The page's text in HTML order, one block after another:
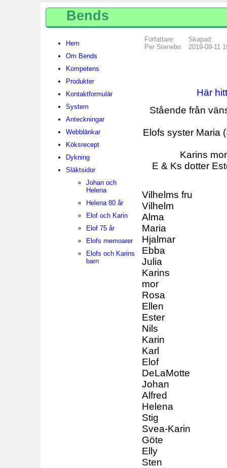
Bends
Hem
Om Bends
Kompetens
Produkter
Kontaktformulär
System
Anteckningar
Webblänkar
Köksrecept
Dykning
Släktsidor
Johan och
Helena
Helena 80 år
Elof och Karin
Elof 75 år
Elofs memoarer
Elofs och Karins
barn
Författare:
Per Stenebo
Skapad:
2019-09-11
Här
Stående från
Elofs syster Maria
Karins
E & Ks dotter
Vilhelms fru
Vilhelm
Alma
Maria
Hjalmar
Ebba
Julia
Karins
mor
Rosa
Ellen
Ester
Nils
Karin
Karl
Elof
DeLaMotte
Johan
Alfred
Helena
Stig
Svea-Karin
Göte
Elly
Sten